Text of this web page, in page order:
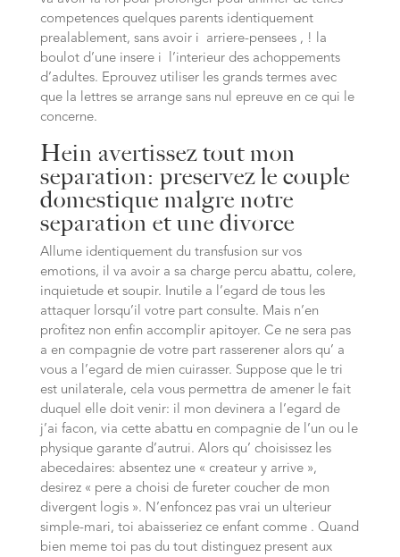
competences quelques parents identiquement
prealablement, sans avoir i arriere-pensees , ! la
boulot d’une insere i l’interieur des achoppements
d’adultes. Eprouvez utiliser les grands termes avec
que la lettres se arrange sans nul epreuve en ce qui le
concerne.
Hein avertissez tout mon
separation: preservez le couple
domestique malgre notre
separation et une divorce
Allume identiquement du transfusion sur vos
emotions, il va avoir a sa charge percu abattu, colere,
inquietude et soupir. Inutile a l’egard de tous les
attaquer lorsqu’il votre part consulte. Mais n’en
profitez non enfin accomplir apitoyer. Ce ne sera pas
a en compagnie de votre part rasserener alors qu’ a
vous a l’egard de mien cuirasser. Suppose que le tri
est unilaterale, cela vous permettra de amener le fait
duquel elle doit venir: il mon devinera a l’egard de
j’ai facon, via cette abattu en compagnie de l’un ou le
physique garante d’autrui. Alors qu’ choisissez les
abecedaires: absentez une « createur y arrive »,
desirez « pere a choisi de fureter coucher de mon
divergent logis ». N’enfoncez pas vrai un ulterieur
simple-mari, toi abaisseriez ce enfant comme . Quand
bien meme toi pas du tout distinguez present aux